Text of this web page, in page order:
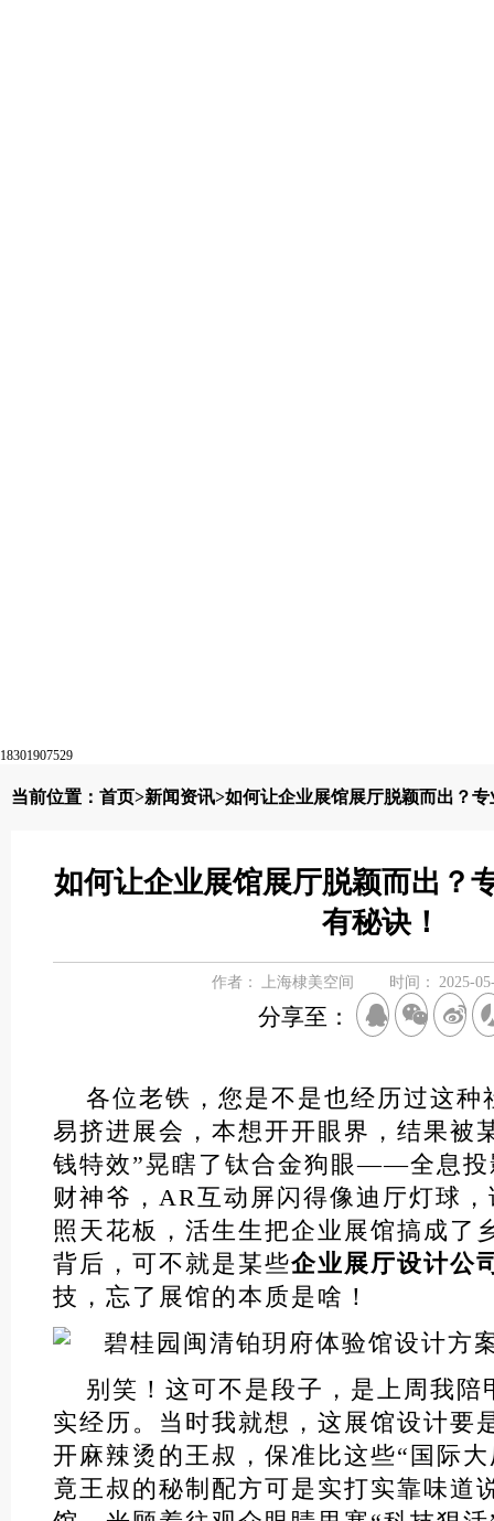
18301907529
当前位置： 首页>新闻资讯>如何让企业展馆展厅脱颖而出？
如何让企业展馆展厅脱颖而出？
有秘诀！
作者： 上海棣美空间 时间： 2025-
分享至：
各位老铁，您是不是也经历过这种
易挤进展会，本想开开眼界，结果被
钱特效”晃瞎了钛合金狗眼——全息投
财神爷，AR互动屏闪得像迪厅灯球
照天花板，活生生把企业展馆搞成了
背后，可不就是某些企业展厅设计公
技，忘了展馆的本质是啥！
别笑！这可不是段子，是上周我陪
实经历。当时我就想，这展馆设计要
开麻辣烫的王叔，保准比这些“国际
竟王叔的秘制配方可是实打实靠味道